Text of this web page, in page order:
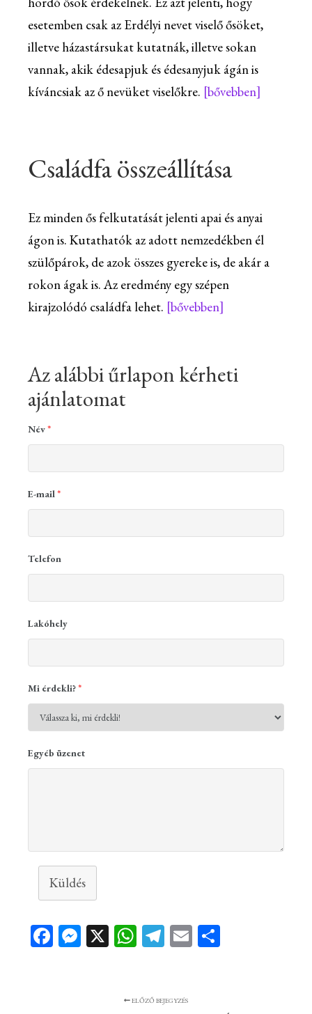
esetemben csak az Erdélyi nevet viselő ősöket,
illetve házastársukat kutatnák, illetve sokan
vannak, akik édesapjuk és édesanyjuk ágán is
kíváncsiak az ő nevüket viselőkre. [bővebben]
Családfa összeállítása
Ez minden ős felkutatását jelenti apai és anyai
ágon is. Kutathatók az adott nemzedékben él
szülőpárok, de azok összes gyereke is, de akár a
rokon ágak is. Az eredmény egy szépen
kirajzolódó családfa lehet. [bővebben]
Az alábbi űrlapon kérheti
ajánlatomat
Név*
E-mail*
Telefon
Lakóhely
Mi érdekli?*
Egyéb üzenet
Küldés
Facebook
Messenger
X WhatsApp
Telegram
Email
ELŐZŐ BEJEGYZÉS